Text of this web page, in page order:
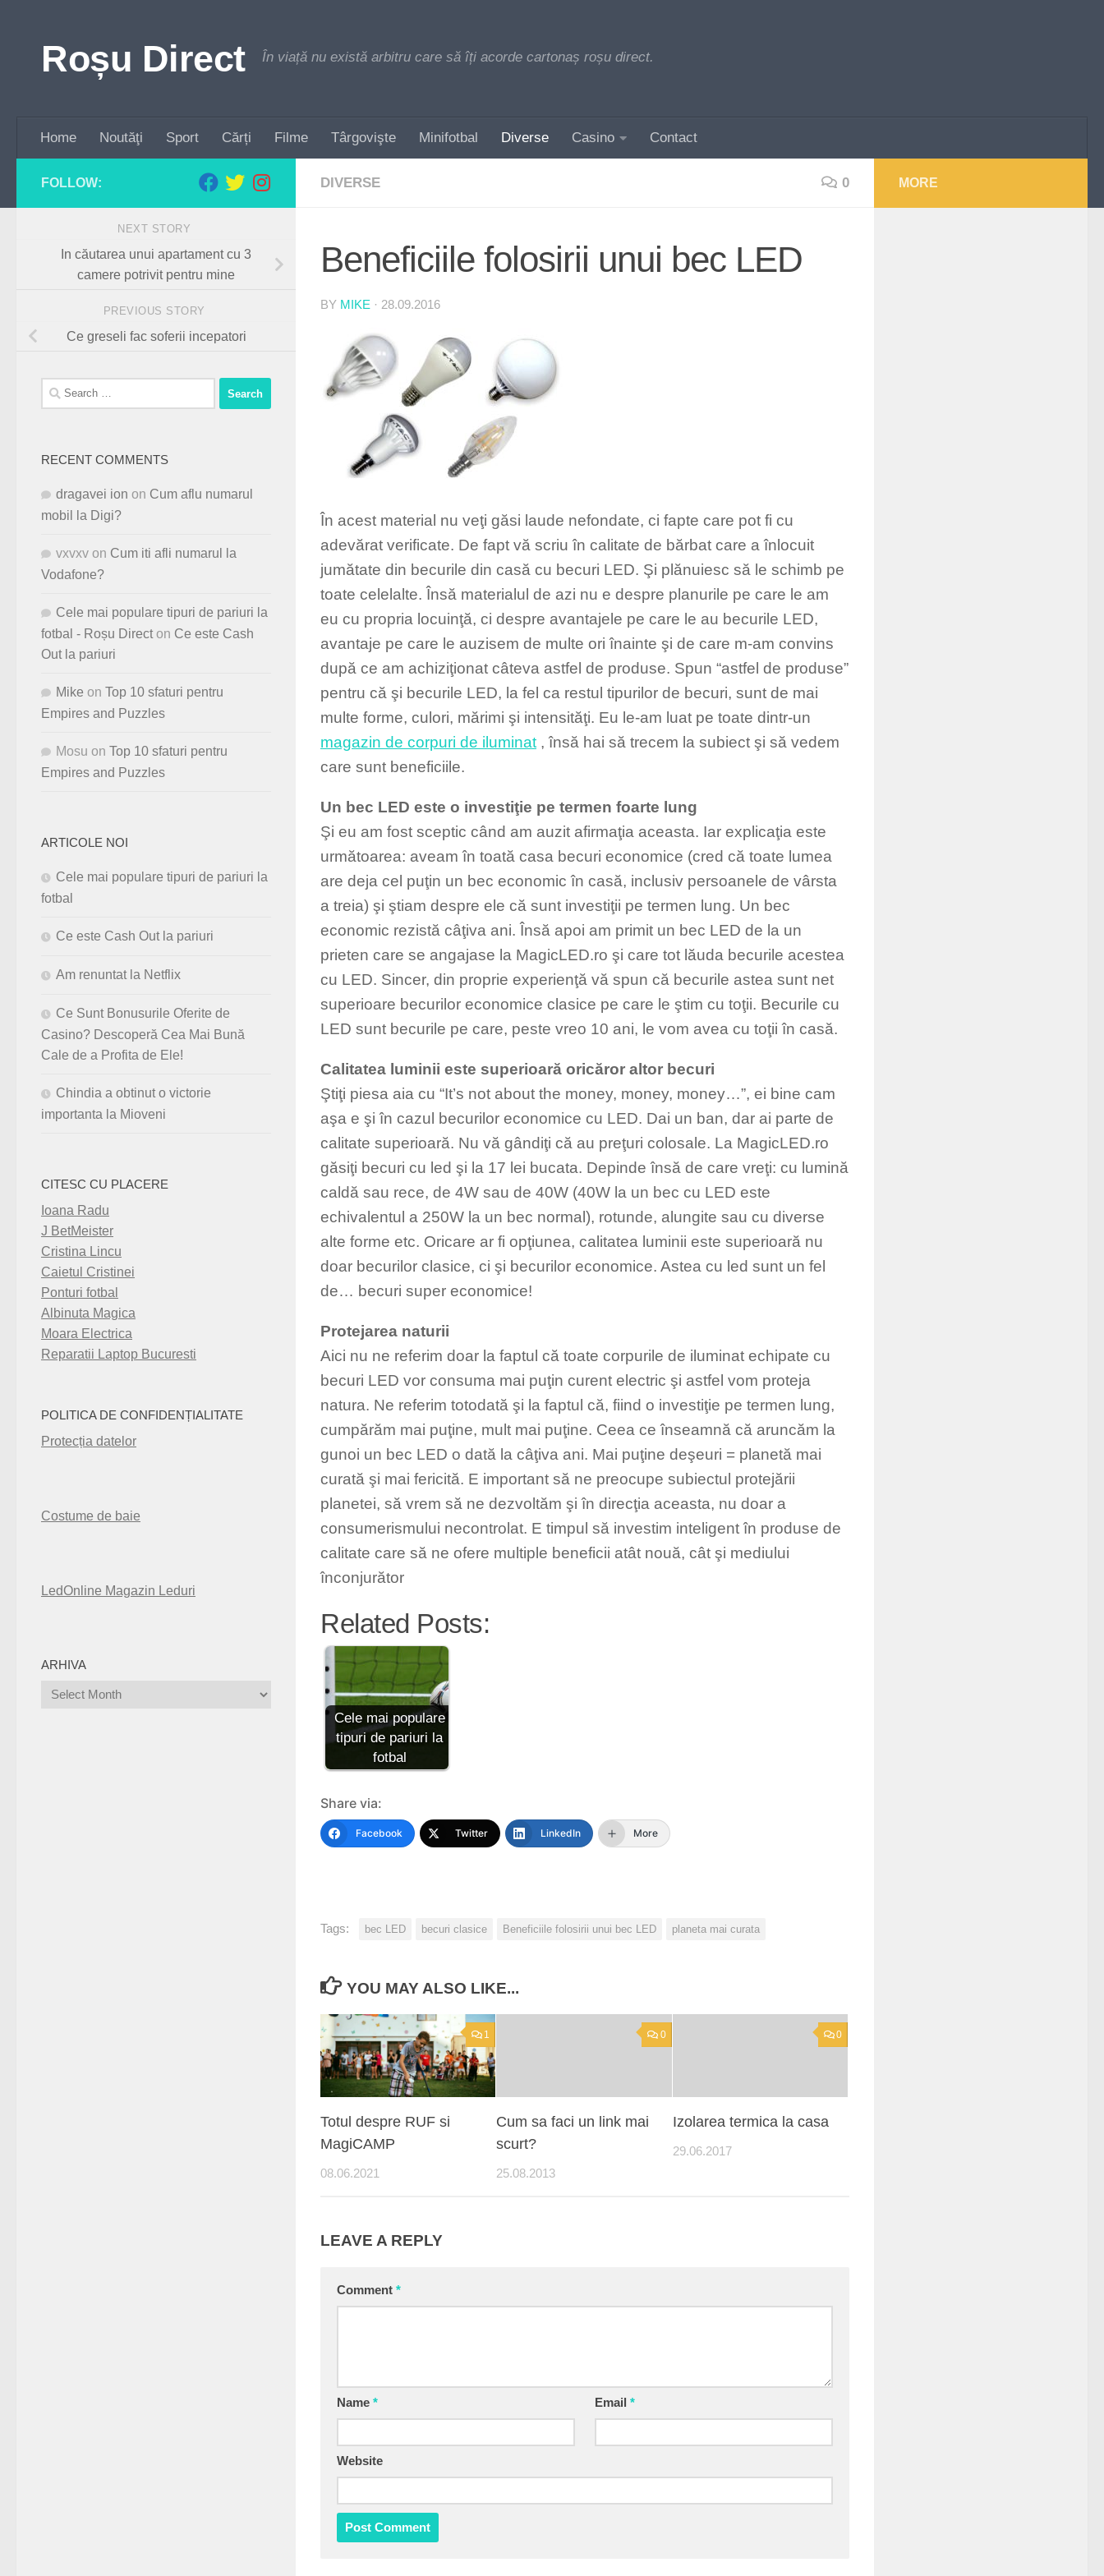
Roșu Direct În viață nu există arbitru care să îți acorde cartonaș roșu direct.
Home Noutăţi Sport Cărți Filme Târgovişte Minifotbal Diverse Casino Contact
DIVERSE 0
Beneficiile folosirii unui bec LED
BY MIKE · 28.09.2016
În acest material nu veţi găsi laude nefondate, ci fapte care pot fi cu
adevărat verificate. De fapt vă scriu în calitate de bărbat care a înlocuit
jumătate din becurile din casă cu becuri LED. Şi plănuiesc să le schimb pe
toate celelalte. Însă materialul de azi nu e despre planurile pe care le am
eu cu propria locuinţă, ci despre avantajele pe care le au becurile LED,
avantaje pe care le auzisem de multe ori înainte şi de care m-am convins
după ce am achiziţionat câteva astfel de produse. Spun “astfel de produse”
pentru că şi becurile LED, la fel ca restul tipurilor de becuri, sunt de mai
multe forme, culori, mărimi şi intensităţi. Eu le-am luat pe toate dintr-un
magazin de corpuri de iluminat , însă hai să trecem la subiect şi să vedem
care sunt beneficiile.
Un bec LED este o investiţie pe termen foarte lung
Şi eu am fost sceptic când am auzit afirmaţia aceasta. Iar explicaţia este
următoarea: aveam în toată casa becuri economice (cred că toate lumea
are deja cel puţin un bec economic în casă, inclusiv persoanele de vârsta
a treia) şi ştiam despre ele că sunt investiţii pe termen lung. Un bec
economic rezistă câţiva ani. Însă apoi am primit un bec LED de la un
prieten care se angajase la MagicLED.ro şi care tot lăuda becurile acestea
cu LED. Sincer, din proprie experienţă vă spun că becurile astea sunt net
superioare becurilor economice clasice pe care le ştim cu toţii. Becurile cu
LED sunt becurile pe care, peste vreo 10 ani, le vom avea cu toţii în casă.
Calitatea luminii este superioară oricăror altor becuri
Ştiţi piesa aia cu “It’s not about the money, money, money…”, ei bine cam
aşa e şi în cazul becurilor economice cu LED. Dai un ban, dar ai parte de
calitate superioară. Nu vă gândiţi că au preţuri colosale. La MagicLED.ro
găsiţi becuri cu led şi la 17 lei bucata. Depinde însă de care vreţi: cu lumină
caldă sau rece, de 4W sau de 40W (40W la un bec cu LED este
echivalentul a 250W la un bec normal), rotunde, alungite sau cu diverse
alte forme etc. Oricare ar fi opţiunea, calitatea luminii este superioară nu
doar becurilor clasice, ci şi becurilor economice. Astea cu led sunt un fel
de… becuri super economice!
Protejarea naturii
Aici nu ne referim doar la faptul că toate corpurile de iluminat echipate cu
becuri LED vor consuma mai puţin curent electric şi astfel vom proteja
natura. Ne referim totodată şi la faptul că, fiind o investiţie pe termen lung,
cumpărăm mai puţine, mult mai puţine. Ceea ce înseamnă că aruncăm la
gunoi un bec LED o dată la câţiva ani. Mai puţine deşeuri = planetă mai
curată şi mai fericită. E important să ne preocupe subiectul protejării
planetei, să vrem să ne dezvoltăm şi în direcţia aceasta, nu doar a
consumerismului necontrolat. E timpul să investim inteligent în produse de
calitate care să ne ofere multiple beneficii atât nouă, cât şi mediului
înconjurător
Related Posts:
Cele mai populare
tipuri de pariuri la
fotbal
Share via:
Facebook Twitter LinkedIn More
Tags: bec LED becuri clasice Beneficiile folosirii unui bec LED planeta mai curata
YOU MAY ALSO LIKE...
1
Totul despre RUF si
MagiCAMP
08.06.2021
0
Cum sa faci un link mai
scurt?
25.08.2013
0
Izolarea termica la casa
29.06.2017
LEAVE A REPLY
Comment *
Name * Email*
Website
FOLLOW:
NEXT STORY
In căutarea unui apartament cu 3
camere potrivit pentru mine
PREVIOUS STORY
Ce greseli fac soferii incepatori
Search
for:
RECENT COMMENTS
dragavei ion on Cum aflu numarul
mobil la Digi?
vxvxv on Cum iti afli numarul la
Vodafone?
Cele mai populare tipuri de pariuri la
fotbal - Roșu Direct on Ce este Cash
Out la pariuri
Mike on Top 10 sfaturi pentru
Empires and Puzzles
Mosu on Top 10 sfaturi pentru
Empires and Puzzles
ARTICOLE NOI
Cele mai populare tipuri de pariuri la
fotbal
Ce este Cash Out la pariuri
Am renuntat la Netflix
Ce Sunt Bonusurile Oferite de
Casino? Descoperă Cea Mai Bună
Cale de a Profita de Ele!
Chindia a obtinut o victorie
importanta la Mioveni
CITESC CU PLACERE
Ioana Radu
J BetMeister
Cristina Lincu
Caietul Cristinei
Ponturi fotbal
Albinuta Magica
Moara Electrica
Reparatii Laptop Bucuresti
POLITICA DE CONFIDENȚIALITATE
Protecția datelor
Costume de baie
LedOnline Magazin Leduri
ARHIVA
Arhiva
MORE